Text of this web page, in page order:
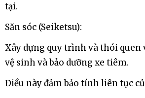
tại.
Săn sóc (Seiketsu):
Xây dựng quy trình và thói quen
vệ sinh và bảo dưỡng xe tiêm.
Điều này đảm bảo tính liên tục